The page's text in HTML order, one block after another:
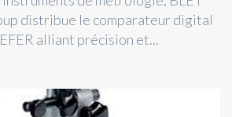
distribue le comparateur digital
alliant précision et...